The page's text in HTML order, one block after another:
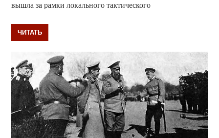
вышла за рамки локального тактического
ЧИТАТЬ